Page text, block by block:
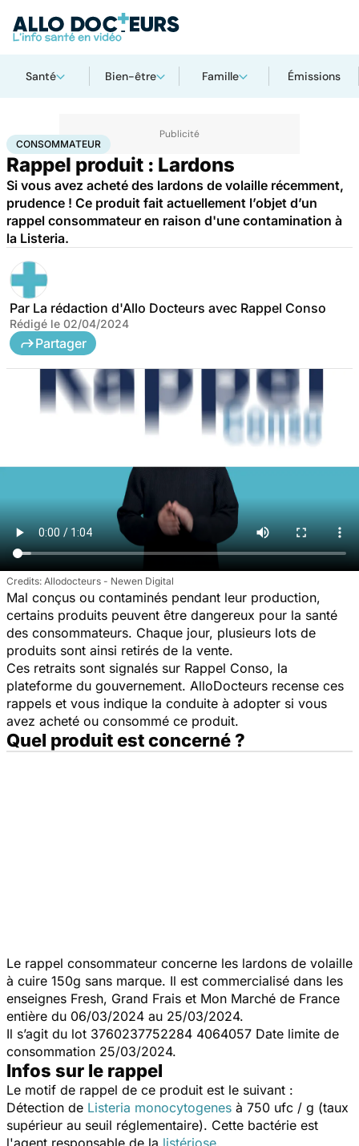
Santé Bien-être Famille Émissions
AccueilSantéConsommateur
CONSOMMATEUR
Rappel produit : Lardons
Si vous avez acheté des lardons de volaille récemment,
prudence ! Ce produit fait actuellement l’objet d’un
rappel consommateur en raison d'une contamination à
la Listeria.
Par La rédaction d'Allo Docteurs avec Rappel Conso
Rédigé le 02/04/2024
Partager
Allodocteurs - Newen Digital
Mal conçus ou contaminés pendant leur production,
certains produits peuvent être dangereux pour la santé
des consommateurs. Chaque jour, plusieurs lots de
produits sont ainsi retirés de la vente.
Ces retraits sont signalés sur Rappel Conso, la
plateforme du gouvernement. AlloDocteurs recense ces
rappels et vous indique la conduite à adopter si vous
avez acheté ou consommé ce produit.
Quel produit est concerné ?
Le rappel consommateur concerne les lardons de volaille
à cuire 150g sans marque. Il est commercialisé dans les
enseignes Fresh, Grand Frais et Mon Marché de France
entière du 06/03/2024 au 25/03/2024.
Il s’agit du lot 3760237752284 4064057 Date limite de
consommation 25/03/2024.
Infos sur le rappel
Le motif de rappel de ce produit est le suivant :
Détection de Listeria monocytogenes à 750 ufc / g (taux
supérieur au seuil réglementaire). Cette bactérie est
l'agent responsable de la listériose.